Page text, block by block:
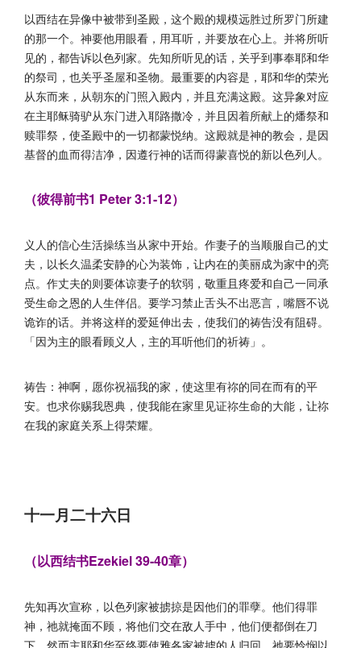
以西结在异像中被带到圣殿，这个殿的规模远胜过所罗门所建
的那一个。神要他用眼看，用耳听，并要放在心上。并将所听
见的，都告诉以色列家。先知所听见的话，关乎到事奉耶和华
的祭司，也关乎圣屋和圣物。最重要的内容是，耶和华的荣光
从东而来，从朝东的门照入殿内，并且充满这殿。这异象对应
在主耶稣骑驴从东门进入耶路撒冷，并且因着所献上的燔祭和
赎罪祭，使圣殿中的一切都蒙悦纳。这殿就是神的教会，是因
基督的血而得洁净，因遵行神的话而得蒙喜悦的新以色列人。
（彼得前书1 Peter 3:1-12）
义人的信心生活操练当从家中开始。作妻子的当顺服自己的丈
夫，以长久温柔安静的心为装饰，让内在的美丽成为家中的亮
点。作丈夫的则要体谅妻子的软弱，敬重且疼爱和自己一同承
受生命之恩的人生伴侣。要学习禁止舌头不出恶言，嘴唇不说
诡诈的话。并将这样的爱延伸出去，使我们的祷告没有阻碍。
「因为主的眼看顾义人，主的耳听他们的祈祷」。
祷告：神啊，愿你祝福我的家，使这里有祢的同在而有的平
安。也求你赐我恩典，使我能在家里见证祢生命的大能，让祢
在我的家庭关系上得荣耀。
十一月二十六日
（以西结书Ezekiel 39-40章）
先知再次宣称，以色列家被掳掠是因他们的罪孽。他们得罪
神，祂就掩面不顾，将他们交在敌人手中，他们便都倒在刀
下。然而主耶和华至终要使雅各家被掳的人归回，祂要怜悯以